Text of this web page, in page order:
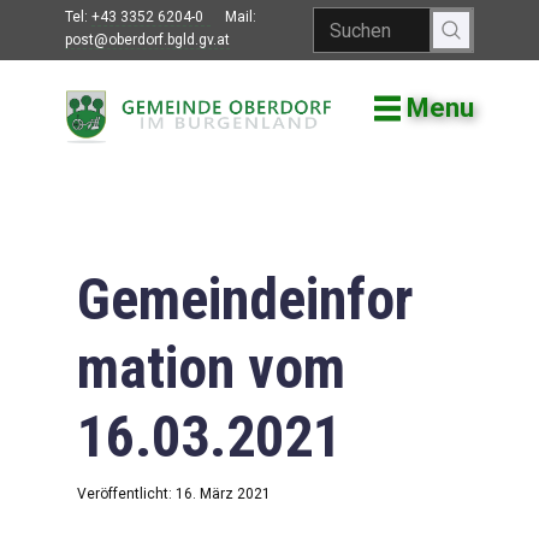
Tel: +43 3352 6204-0
Mail:
post@oberdorf.bgld.gv.at
Menu
Willkommen
Gemeindeamt
Gemeinderat
Bildung
Vereine
Gemeindeinfor
mation vom
16.03.2021
Veröffentlicht: 16. März 2021